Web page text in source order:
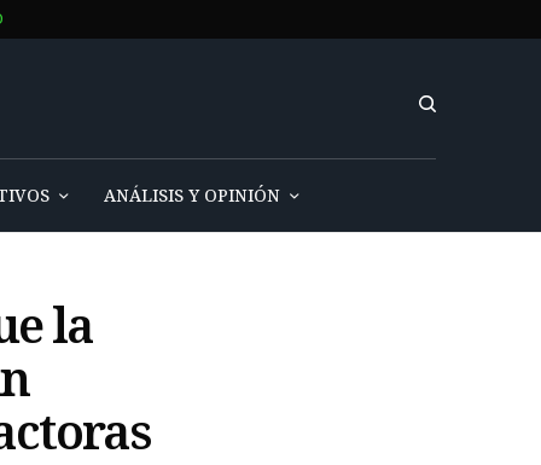
ANÁLISIS Y OPINIÓN
la